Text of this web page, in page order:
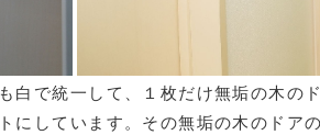
白で統一して、１枚だけ無垢の木の
にしています。その無垢の木のドア